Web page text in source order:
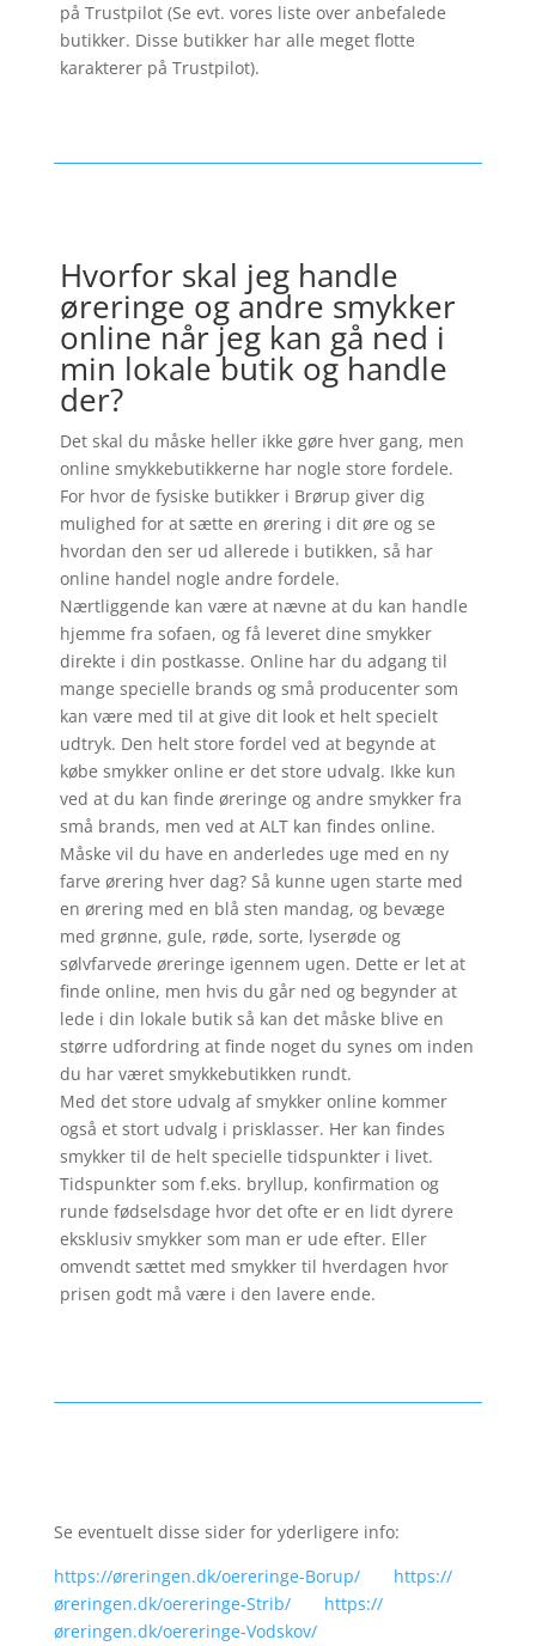
på Trustpilot (Se evt. vores liste over anbefalede
butikker. Disse butikker har alle meget flotte
karakterer på Trustpilot).
Hvorfor skal jeg handle
øreringe og andre smykker
online når jeg kan gå ned i
min lokale butik og handle
der?
Det skal du måske heller ikke gøre hver gang, men
online smykkebutikkerne har nogle store fordele.
For hvor de fysiske butikker i Brørup giver dig
mulighed for at sætte en ørering i dit øre og se
hvordan den ser ud allerede i butikken, så har
online handel nogle andre fordele.
Nærtliggende kan være at nævne at du kan handle
hjemme fra sofaen, og få leveret dine smykker
direkte i din postkasse. Online har du adgang til
mange specielle brands og små producenter som
kan være med til at give dit look et helt specielt
udtryk. Den helt store fordel ved at begynde at
købe smykker online er det store udvalg. Ikke kun
ved at du kan finde øreringe og andre smykker fra
små brands, men ved at ALT kan findes online.
Måske vil du have en anderledes uge med en ny
farve ørering hver dag? Så kunne ugen starte med
en ørering med en blå sten mandag, og bevæge
med grønne, gule, røde, sorte, lyserøde og
sølvfarvede øreringe igennem ugen. Dette er let at
finde online, men hvis du går ned og begynder at
lede i din lokale butik så kan det måske blive en
større udfordring at finde noget du synes om inden
du har været smykkebutikken rundt.
Med det store udvalg af smykker online kommer
også et stort udvalg i prisklasser. Her kan findes
smykker til de helt specielle tidspunkter i livet.
Tidspunkter som f.eks. bryllup, konfirmation og
runde fødselsdage hvor det ofte er en lidt dyrere
eksklusiv smykker som man er ude efter. Eller
omvendt sættet med smykker til hverdagen hvor
prisen godt må være i den lavere ende.
Se eventuelt disse sider for yderligere info:
https://øreringen.dk/oereringe-Borup/
https://
øreringen.dk/oereringe-Strib/
https://
øreringen.dk/oereringe-Vodskov/